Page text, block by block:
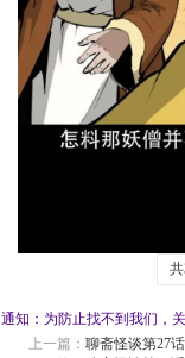
通知：为防止找不到我们
上一篇： 聊斋怪谈第27